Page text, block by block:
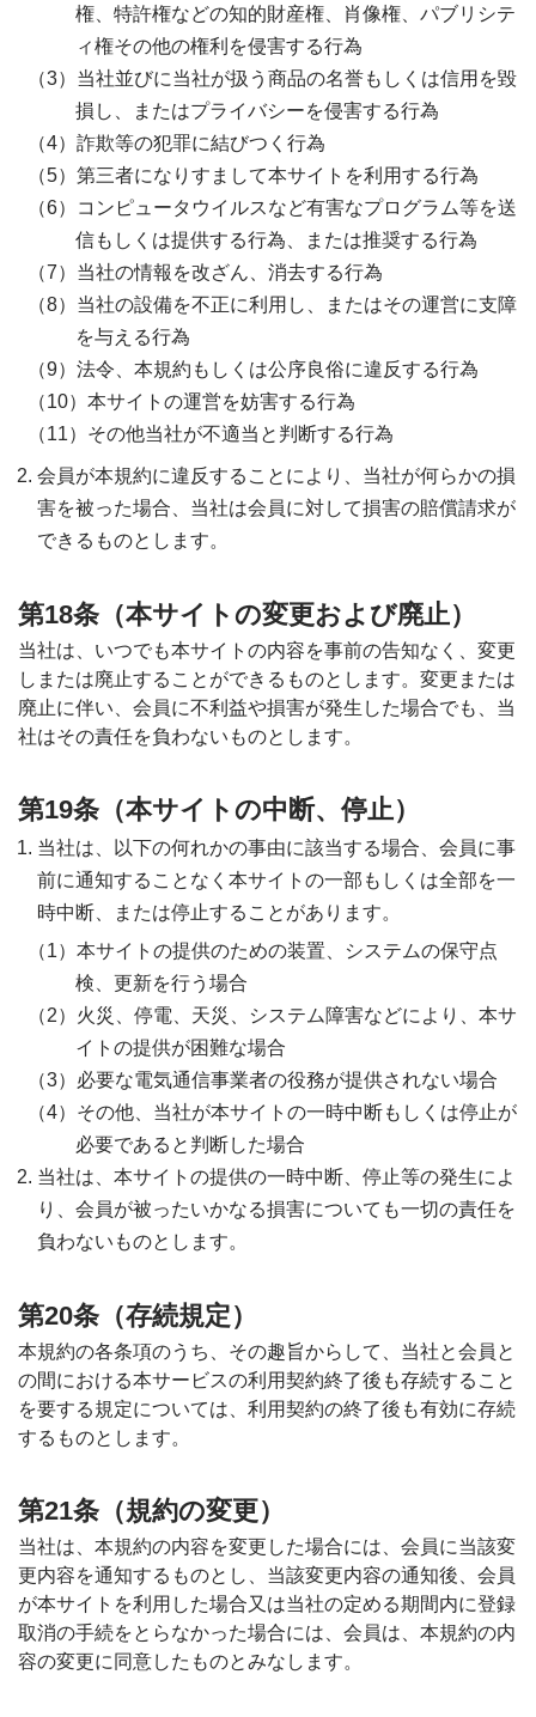
権、特許権などの知的財産権、肖像権、パブリシテ
ィ権その他の権利を侵害する行為
当社並びに当社が扱う商品の名誉もしくは信用を毀
損し、またはプライバシーを侵害する行為
詐欺等の犯罪に結びつく行為
第三者になりすまして本サイトを利用する行為
コンピュータウイルスなど有害なプログラム等を送
信もしくは提供する行為、または推奨する行為
当社の情報を改ざん、消去する行為
当社の設備を不正に利用し、またはその運営に支障
を与える行為
法令、本規約もしくは公序良俗に違反する行為
本サイトの運営を妨害する行為
その他当社が不適当と判断する行為
会員が本規約に違反することにより、当社が何らかの損
害を被った場合、当社は会員に対して損害の賠償請求が
できるものとします。
第18条（本サイトの変更および廃止）
当社は、いつでも本サイトの内容を事前の告知なく、変更
しまたは廃止することができるものとします。変更または
廃止に伴い、会員に不利益や損害が発生した場合でも、当
社はその責任を負わないものとします。
第19条（本サイトの中断、停止）
当社は、以下の何れかの事由に該当する場合、会員に事
前に通知することなく本サイトの一部もしくは全部を一
時中断、または停止することがあります。
本サイトの提供のための装置、システムの保守点
検、更新を行う場合
火災、停電、天災、システム障害などにより、本サ
イトの提供が困難な場合
必要な電気通信事業者の役務が提供されない場合
その他、当社が本サイトの一時中断もしくは停止が
必要であると判断した場合
当社は、本サイトの提供の一時中断、停止等の発生によ
り、会員が被ったいかなる損害についても一切の責任を
負わないものとします。
第20条（存続規定）
本規約の各条項のうち、その趣旨からして、当社と会員と
の間における本サービスの利用契約終了後も存続すること
を要する規定については、利用契約の終了後も有効に存続
するものとします。
第21条（規約の変更）
当社は、本規約の内容を変更した場合には、会員に当該変
更内容を通知するものとし、当該変更内容の通知後、会員
が本サイトを利用した場合又は当社の定める期間内に登録
取消の手続をとらなかった場合には、会員は、本規約の内
容の変更に同意したものとみなします。